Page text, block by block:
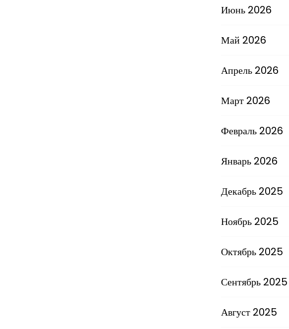
Июнь 2026
Май 2026
Апрель 2026
Март 2026
Февраль 2026
Январь 2026
Декабрь 2025
Ноябрь 2025
Октябрь 2025
Сентябрь 2025
Август 2025